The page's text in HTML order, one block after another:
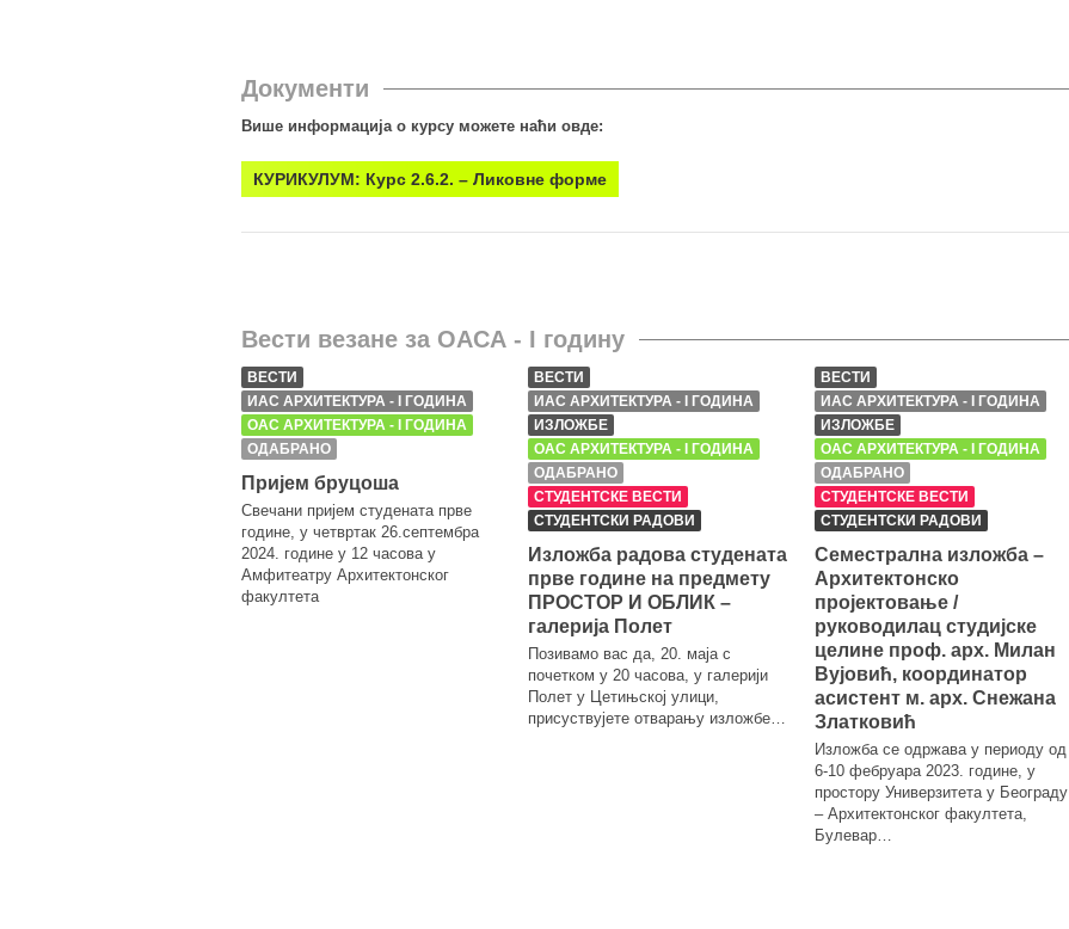
Документи
Више информација о курсу можете наћи овде:
КУРИКУЛУМ: Курс 2.6.2. – Ликовне форме
Вести везане за ОАСА - I годину
ВЕСТИ
ИАС АРХИТЕКТУРА - I ГОДИНА
ОАС АРХИТЕКТУРА - I ГОДИНА
ОДАБРАНО
Пријем бруцоша
Свечани пријем студената прве
године, у четвртак 26.септембра
2024. године у 12 часова у
Амфитеатру Архитектонског
факултета
ВЕСТИ
ИАС АРХИТЕКТУРА - I ГОДИНА
ИЗЛОЖБЕ
ОАС АРХИТЕКТУРА - I ГОДИНА
ОДАБРАНО
СТУДЕНТСКЕ ВЕСТИ
СТУДЕНТСКИ РАДОВИ
Изложба радова студената
прве године на предмету
ПРОСТОР И ОБЛИК –
галерија Полет
Позивамо вас да, 20. маја с
почетком у 20 часова, у галерији
Полет у Цетињској улици,
присуствујете отварању изложбе…
ВЕСТИ
ИАС АРХИТЕКТУРА - I ГОДИНА
ИЗЛОЖБЕ
ОАС АРХИТЕКТУРА - I ГОДИНА
ОДАБРАНО
СТУДЕНТСКЕ ВЕСТИ
СТУДЕНТСКИ РАДОВИ
Семестрална изложба –
Архитектонско
пројектовање /
руководилац студијске
целине проф. арх. Милан
Вујовић, координатор
асистент м. арх. Снежана
Златковић
Изложба се одржава у периоду од
6-10 фебруара 2023. године, у
простору Универзитета у Београду
– Архитектонског факултета,
Булевар…